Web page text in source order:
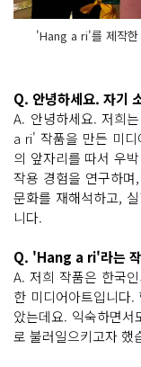
'Hang a ri'를 제작한
Q. 안녕하세요. 자기
A. 안녕하세요. 저희
a ri' 작품을 만든 미
의 앞자리를 따서 우
작용 경험을 연구하
문화를 재해석하고,
니다.
Q. 'Hang a ri'라는 작
A. 저희 작품은 한국
한 미디어아트입니다
았는데요. 익숙하면
로 불러일으키고자 했